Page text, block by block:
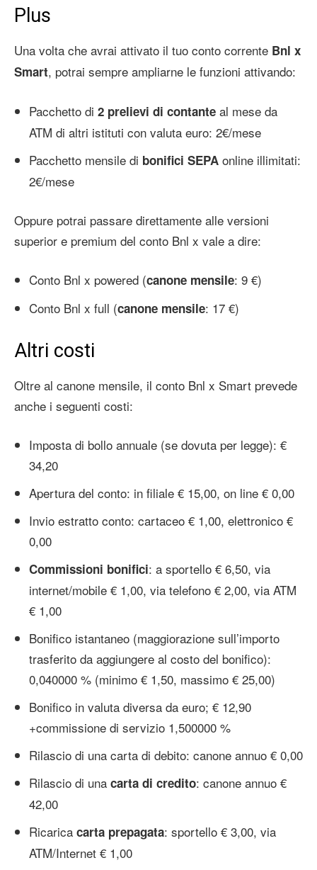
Plus
Una volta che avrai attivato il tuo conto corrente Bnl x
Smart, potrai sempre ampliarne le funzioni attivando:
Pacchetto di 2 prelievi di contante al mese da
ATM di altri istituti con valuta euro: 2€/mese
Pacchetto mensile di bonifici SEPA online illimitati:
2€/mese
Oppure potrai passare direttamente alle versioni
superior e premium del conto Bnl x vale a dire:
Conto Bnl x powered (canone mensile: 9 €)
Conto Bnl x full (canone mensile: 17 €)
Altri costi
Oltre al canone mensile, il conto Bnl x Smart prevede
anche i seguenti costi:
Imposta di bollo annuale (se dovuta per legge): €
34,20
Apertura del conto: in filiale € 15,00, on line € 0,00
Invio estratto conto: cartaceo € 1,00, elettronico €
0,00
Commissioni bonifici: a sportello € 6,50, via
internet/mobile € 1,00, via telefono € 2,00, via ATM
€ 1,00
Bonifico istantaneo (maggiorazione sull’importo
trasferito da aggiungere al costo del bonifico):
0,040000 % (minimo € 1,50, massimo € 25,00)
Bonifico in valuta diversa da euro; € 12,90
+commissione di servizio 1,500000 %
Rilascio di una carta di debito: canone annuo € 0,00
Rilascio di una carta di credito: canone annuo €
42,00
Ricarica carta prepagata: sportello € 3,00, via
ATM/Internet € 1,00